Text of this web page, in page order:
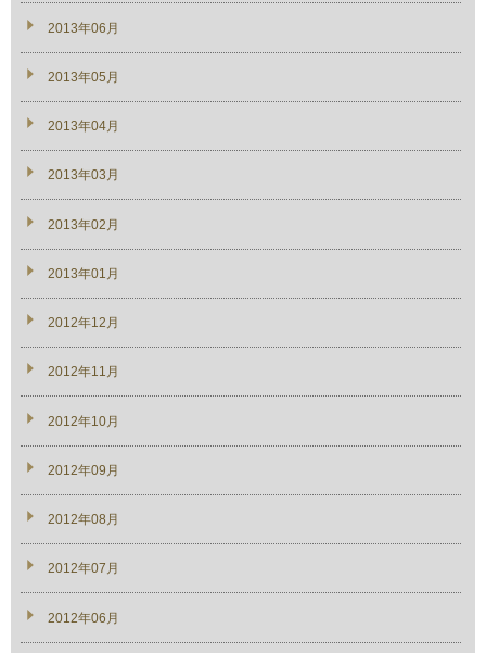
2013年06月
2013年05月
2013年04月
2013年03月
2013年02月
2013年01月
2012年12月
2012年11月
2012年10月
2012年09月
2012年08月
2012年07月
2012年06月